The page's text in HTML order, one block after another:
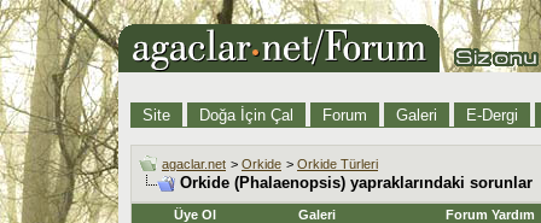
Site Doğa İçin Çal Forum Galeri E-Dergi
agaclar.net > Orkide > Orkide Türleri
Orkide (Phalaenopsis) yapraklarındaki sorunlar
Üye Ol Galeri Forum Yardım